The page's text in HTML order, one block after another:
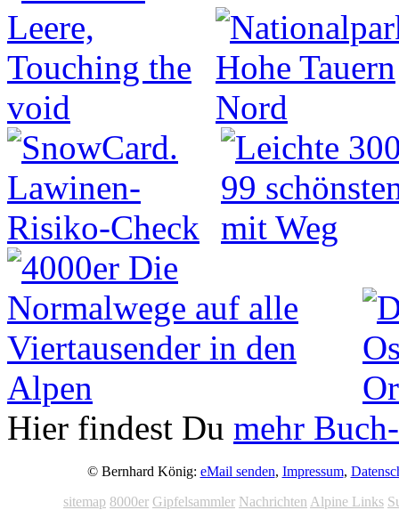
Hier findest Du mehr
© Bernhard König: eMail senden, Impressum,
sitemap 8000er Gipfelsammler Nachrichten Alpine Links